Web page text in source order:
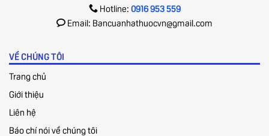
Hotline: 0916 953 559
Email: Bancuanhathuocvn@gmail.com
VỀ CHÚNG TÔI
Trang chủ
Giới thiệu
Liên hệ
Báo chí nói về chúng tôi